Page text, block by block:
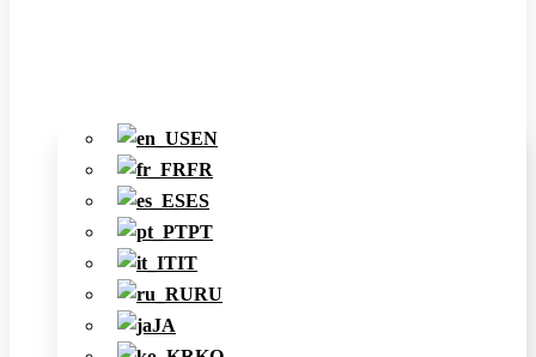
EN
FR
ES
PT
IT
RU
JA